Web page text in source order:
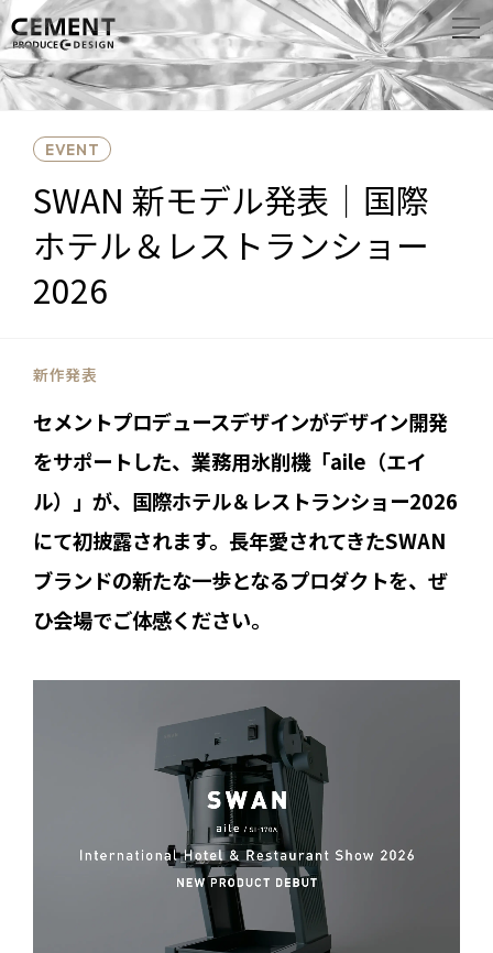
EVENT
SWAN 新モデル発表｜国際
ホテル＆レストランショー
2026
新作発表
セメントプロデュースデザインがデザイン開発
をサポートした、業務用氷削機「aile（エイ
ル）」が、国際ホテル＆レストランショー2026
にて初披露されます。長年愛されてきたSWAN
ブランドの新たな一歩となるプロダクトを、ぜ
ひ会場でご体感ください。